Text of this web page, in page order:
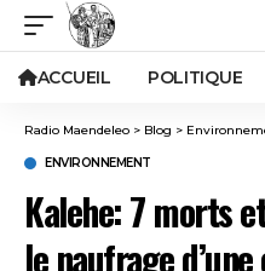
ACCUEIL POLITIQUE
Radio Maendeleo > Blog >
ENVIRONNEMENT
Kalehe: 7 morts
le naufrage